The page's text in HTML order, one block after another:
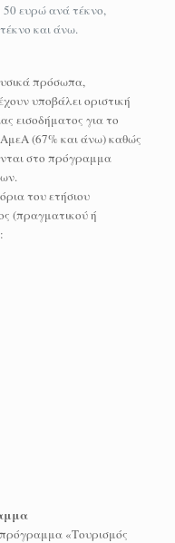
ευρώ ανά τέκνο,
και άνω.
πρόσωπα,
υποβάλει οριστική
εισοδήματος για το
ΑμεΑ (67% και άνω) καθώς
στο πρόγραμμα
του ετήσιου
(πραγματικού ή
«Τουρισμός